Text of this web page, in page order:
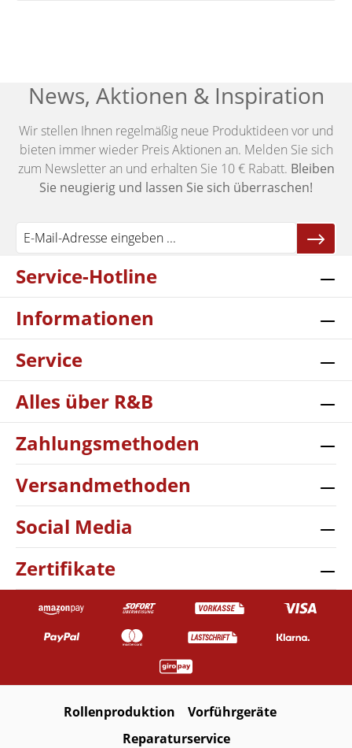
News, Aktionen & Inspiration
Wir stellen Ihnen regelmäßig neue Produktideen vor und
bieten immer wieder Preis Aktionen an. Melden Sie sich
zum Newsletter an und erhalten Sie 10 € Rabatt. Bleiben
Sie neugierig und lassen Sie sich überraschen!
Service-Hotline
Informationen
Service
Alles über R&B
Zahlungsmethoden
Versandmethoden
Social Media
Zertifikate
Rollenproduktion
Vorführgeräte
Reparaturservice